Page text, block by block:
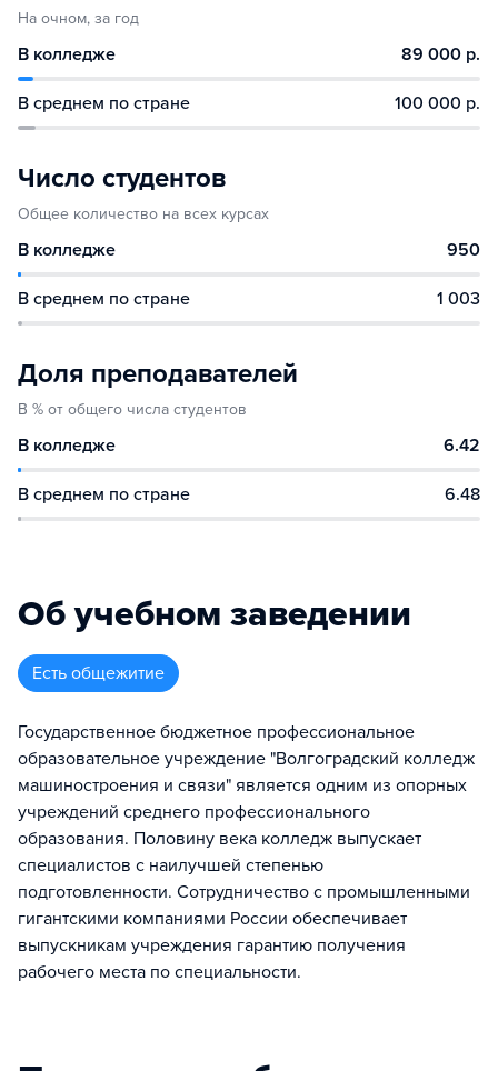
На очном, за год
В колледже 89 000 р.
В среднем по стране 100 000 р.
Число студентов
Общее количество на всех курсах
В колледже 950
В среднем по стране 1 003
Доля преподавателей
В % от общего числа студентов
В колледже 6.42
В среднем по стране 6.48
Об учебном заведении
Есть общежитие
Государственное бюджетное профессиональное
образовательное учреждение "Волгоградский колледж
машиностроения и связи" является одним из опорных
учреждений среднего профессионального
образования. Половину века колледж выпускает
специалистов с наилучшей степенью
подготовленности. Сотрудничество с промышленными
гигантскими компаниями России обеспечивает
выпускникам учреждения гарантию получения
рабочего места по специальности.